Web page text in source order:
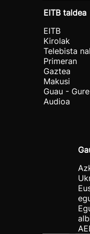
EITB taldea
EITB
Kirolak
Telebista
Primeran
Gaztea
Makusi
Guau - Gure
Audioa